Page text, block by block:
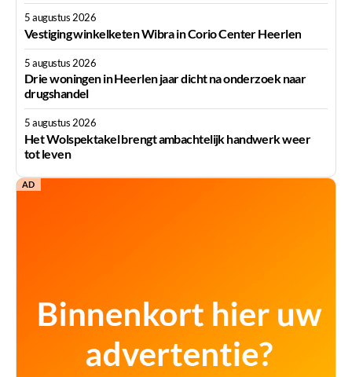
5 augustus 2026
Vestiging winkelketen Wibra in Corio Center Heerlen
5 augustus 2026
Drie woningen in Heerlen jaar dicht na onderzoek naar
drugshandel
5 augustus 2026
Het Wolspektakel brengt ambachtelijk handwerk weer
tot leven
AD